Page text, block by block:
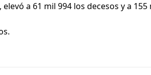
a 61 mil 994 los decesos y a 155